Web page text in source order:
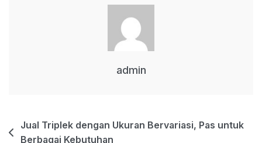
admin
Post
Jual Triplek dengan Ukuran Bervariasi, Pas untuk
Berbagai Kebutuhan